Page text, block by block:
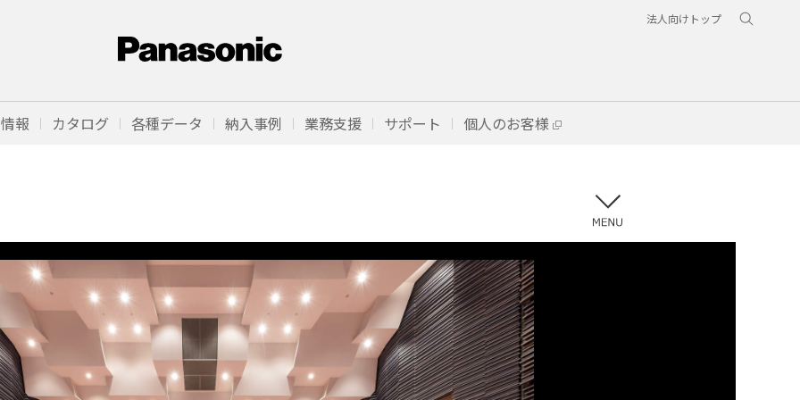
法人向けトップ
報 カタログ 各種データ 納入事例 業務支援 サポート 個人のお客様